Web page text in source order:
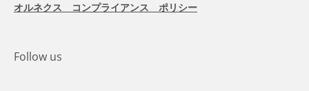
オルネクス コンプライアンス ポリシー
Follow us